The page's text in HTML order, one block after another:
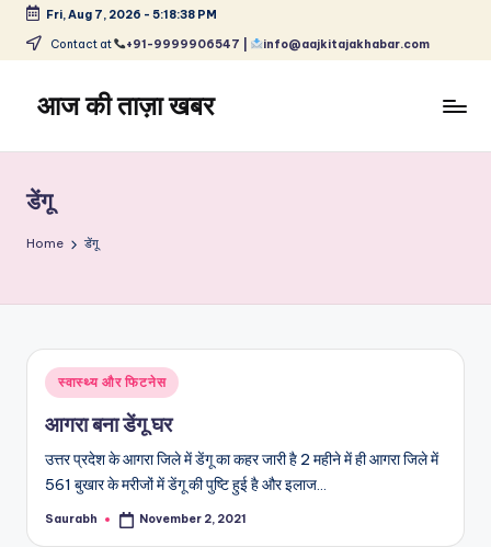
Skip
content
Fri, Aug 7, 2026 - 5:18:38 PM
Contact at +91-9999906547 | info@aajkitajakhabar.com
आज की ताज़ा खबर
ताज़ा
समाचार
–
और
विश्व
डेंगू
Home डेंगू
Posted
in
स्वास्थ्य और फिटनेस
आगरा बना डेंगू घर
उत्तर प्रदेश के आगरा जिले में डेंगू का कहर जारी है 2 महीने में ही आगरा जिले में
561 बुखार के मरीजों में डेंगू की पुष्टि हुई है और इलाज…
Posted
Saurabh November 2, 2021